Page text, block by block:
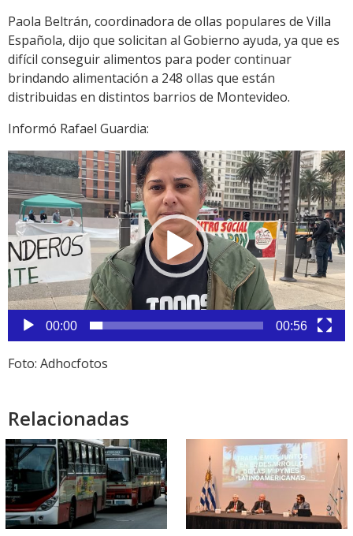
Paola Beltrán, coordinadora de ollas populares de Villa
Española, dijo que solicitan al Gobierno ayuda, ya que es
difícil conseguir alimentos para poder continuar
brindando alimentación a 248 ollas que están
distribuidas en distintos barrios de Montevideo.
Informó Rafael Guardia:
Reproductor
de
vídeo
00:00 00:56
Foto: Adhocfotos
Relacionadas